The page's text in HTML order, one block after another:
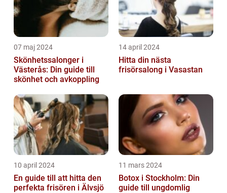
07 maj 2024
Skönhetssalonger i
Västerås: Din guide till
skönhet och avkoppling
14 april 2024
Hitta din nästa
frisörsalong i Vasastan
10 april 2024
En guide till att hitta den
perfekta frisören i Älvsjö
11 mars 2024
Botox i Stockholm: Din
guide till ungdomlig